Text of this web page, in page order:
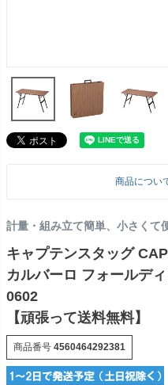
商品につい
計量・組み立て簡単、小さくて
キャプテンスタッグ
カルバーロ フォールデ
0602
【頑張って送料無料】
商品番号 4560464292381